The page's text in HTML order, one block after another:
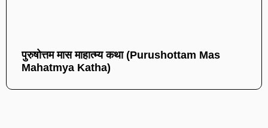
पुरुषोत्तम मास माहात्म्य कथा (Purushottam Mas
Mahatmya Katha)